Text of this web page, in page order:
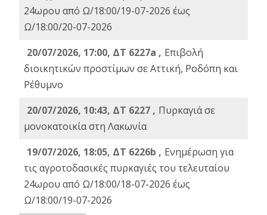
24ωρου από Ω/18:00/19-07-2026 έως
Ω/18:00/20-07-2026
20/07/2026, 17:00, ΔΤ 6227a , Επιβολή
διοικητικών προστίμων σε Αττική, Ροδόπη και
Ρέθυμνο
20/07/2026, 10:43, ΔΤ 6227 , Πυρκαγιά σε
μονοκατοικία στη Λακωνία
19/07/2026, 18:05, ΔΤ 6226b , Ενημέρωση για
τις αγροτοδασικές πυρκαγιές του τελευταίου
24ωρου από Ω/18:00/18-07-2026 έως
Ω/18:00/19-07-2026